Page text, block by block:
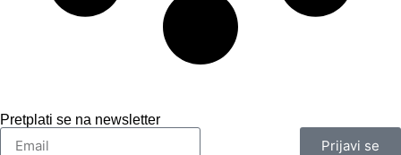
Pretplati se na newsletter
Prijavi se